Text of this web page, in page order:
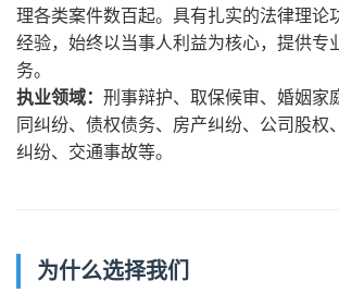
理各类案件数百起。具有扎实的法律理论
经验，始终以当事人利益为核心，提供专
务。
执业领域： 刑事辩护、取保候审、婚姻家
同纠纷、债权债务、房产纠纷、公司股权
纠纷、交通事故等。
为什么选择我们